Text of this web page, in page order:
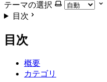
テーマの選択
目次
目次
概要
カテゴリ